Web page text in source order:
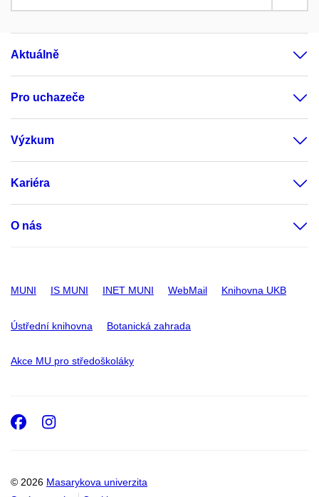
Aktuálně
Pro uchazeče
Výzkum
Kariéra
O nás
MUNI IS MUNI INET MUNI WebMail Knihovna UKB
Ústřední knihovna Botanická zahrada
Akce MU pro středoškoláky
© 2026 Masarykova univerzita
Facebook
Instagram